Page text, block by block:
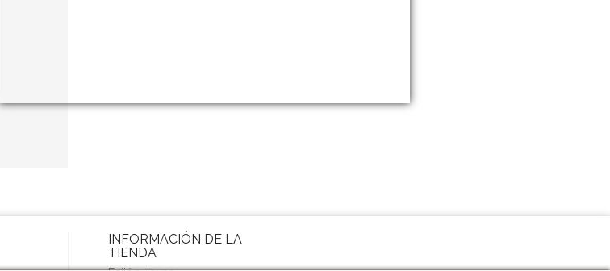
INFORMACIÓN DE LA
TIENDA